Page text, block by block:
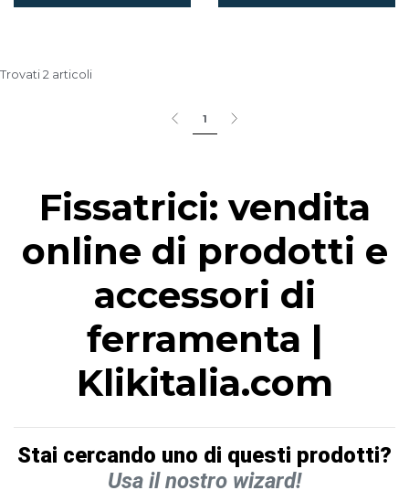
Trovati 2 articoli
1
Fissatrici: vendita
online di prodotti e
accessori di
ferramenta |
Klikitalia.com
Stai cercando uno di questi prodotti?
Usa il nostro wizard!